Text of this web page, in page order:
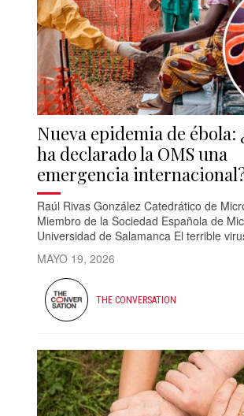
Nueva epidemia de ébola:
ha declarado la OMS una
emergencia
Raúl Rivas González Catedrático de
Miembro de la Sociedad Española de
Universidad de Salamanca El terrible
MAYO 19, 2026
THE CONVERSATION